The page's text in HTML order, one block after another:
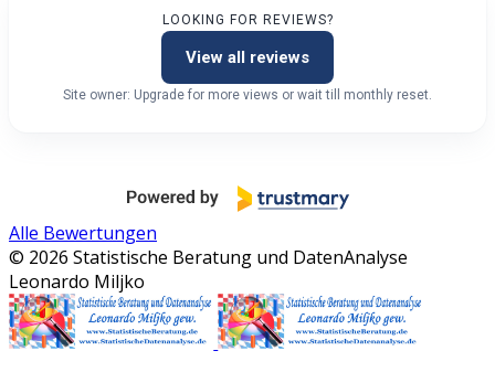
LOOKING FOR REVIEWS?
View all reviews
Site owner: Upgrade for more views or wait till monthly reset.
Alle Bewertungen
© 2026 Statistische Beratung und DatenAnalyse
Leonardo Miljko